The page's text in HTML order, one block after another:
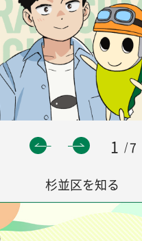
1
7
杉並区を知る